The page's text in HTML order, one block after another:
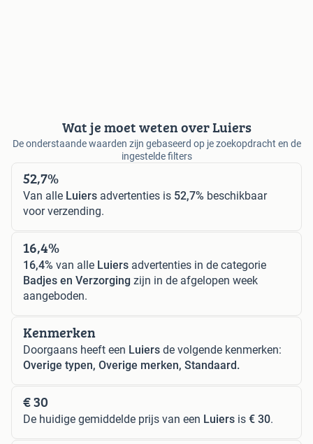
Wat je moet weten over Luiers
De onderstaande waarden zijn gebaseerd op je zoekopdracht en de
ingestelde filters
52,7%
Van alle Luiers advertenties is 52,7% beschikbaar
voor verzending.
16,4%
16,4% van alle Luiers advertenties in de categorie
Badjes en Verzorging zijn in de afgelopen week
aangeboden.
Kenmerken
Doorgaans heeft een Luiers de volgende kenmerken:
Overige typen, Overige merken, Standaard.
€ 30
De huidige gemiddelde prijs van een Luiers is € 30.